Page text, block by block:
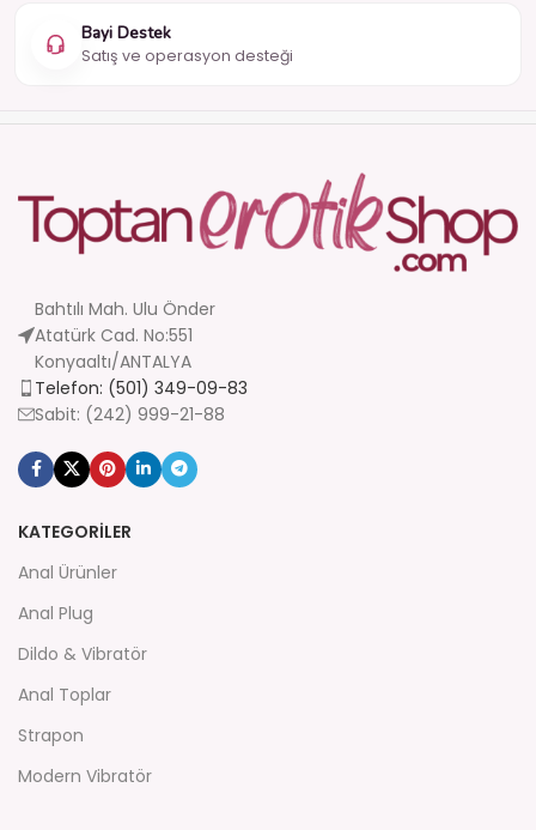
Bayi Destek
Satış ve operasyon desteği
Bahtılı Mah. Ulu Önder
Atatürk Cad. No:551
Konyaaltı/ANTALYA
Telefon: (501) 349-09-83
Sabit: (242) 999-21-88
KATEGORİLER
Anal Ürünler
Anal Plug
Dildo & Vibratör
Anal Toplar
Strapon
Modern Vibratör